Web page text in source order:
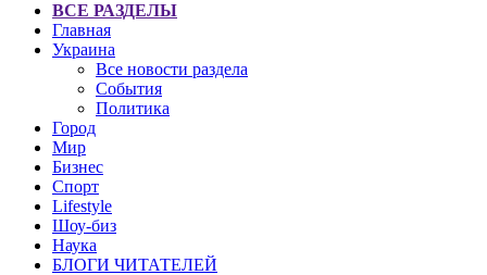
ВСЕ РАЗДЕЛЫ
Главная
Украина
Все новости раздела
События
Политика
Город
Мир
Бизнес
Спорт
Lifestyle
Шоу-биз
Наука
БЛОГИ ЧИТАТЕЛЕЙ